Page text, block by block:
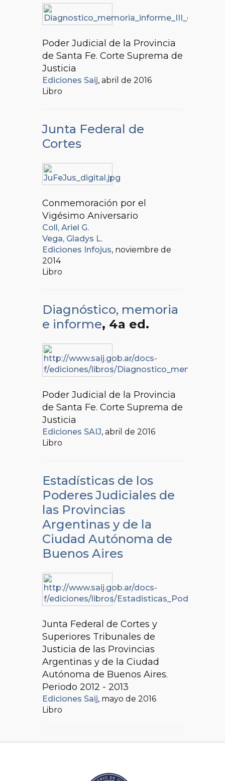
Poder Judicial de la Provincia
de Santa Fe. Corte Suprema de
Justicia
Ediciones Saij, abril de 2016
Libro
Junta Federal de
Cortes
Conmemoración por el
Vigésimo Aniversario
Coll, Ariel G.
Vega, Gladys L.
Ediciones Infojus, noviembre de
2014
Libro
Diagnóstico, memoria
e informe, 4a ed.
Poder Judicial de la Provincia
de Santa Fe. Corte Suprema de
Justicia
Ediciones SAIJ, abril de 2016
Libro
Estadísticas de los
Poderes Judiciales de
las Provincias
Argentinas y de la
Ciudad Autónoma de
Buenos Aires
Junta Federal de Cortes y
Superiores Tribunales de
Justicia de las Provincias
Argentinas y de la Ciudad
Autónoma de Buenos Aires.
Periodo 2012 - 2013
Ediciones Saij, mayo de 2016
Libro